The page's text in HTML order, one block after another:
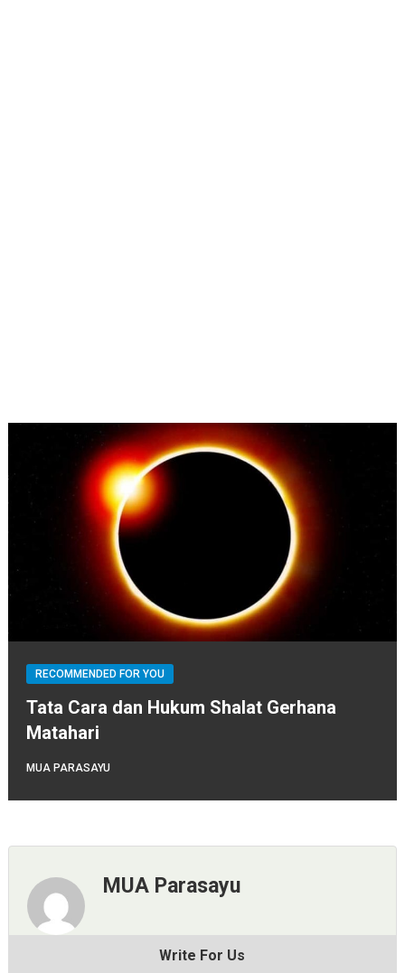
RECOMMENDED FOR YOU
Tata Cara dan Hukum Shalat Gerhana
Matahari
MUA PARASAYU
MUA Parasayu
Write For Us